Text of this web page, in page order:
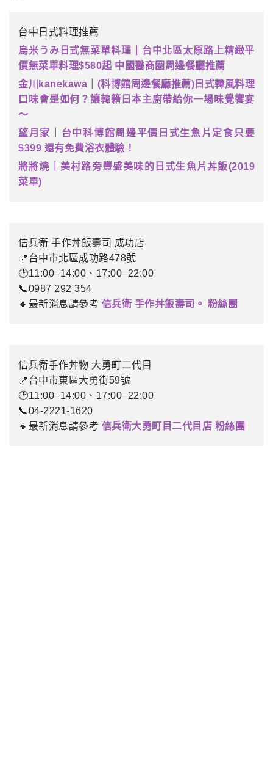
台中日式料理推薦
烏米うみ日式無菜單料理｜台中北區太原路上精緻平
價無菜單料理$580起 中國醫商圈周邊餐廳推薦
金川kanekawa｜(科博館周邊餐廳推薦)日式韓風料理
口味會是如何？讓韓籍日本主廚帶給你一場味覺饗宴
～
望月家｜台中科博館周邊平價日式生魚片定食只要
$399 還有免費浴衣體驗！
將將燒｜美村路旁豐盛美味的日式生魚片丼飯(2019
菜單)
信兵衛 手作丼飯壽司 成功店
📍台中市北區成功路478號
🕑11:00–14:00、17:00–22:00
📞0987 292 354
🔸最新消息請參考 信兵衛 手作丼飯壽司。 粉絲團
信兵衛手作丼物 大勇町二代目
📍台中市東區大勇街59號
🕑11:00–14:00、17:00–22:00
📞04-2221-1620
🔸最新消息請參考 信兵衛大勇町目二代目店 粉絲團